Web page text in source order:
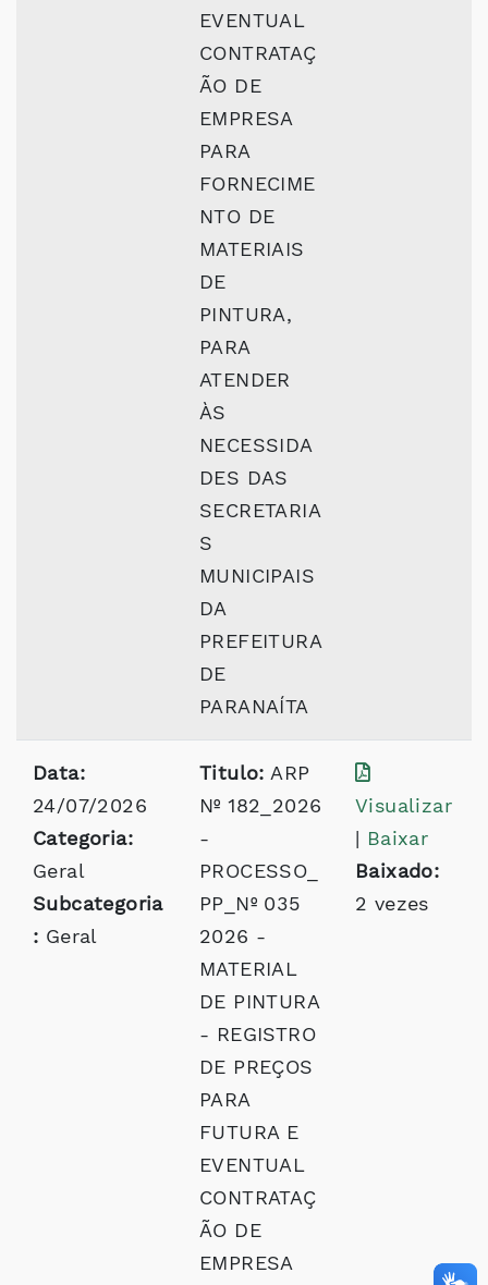
EVENTUAL
CONTRATAÇ
ÃO DE
EMPRESA
PARA
FORNECIME
NTO DE
MATERIAIS
DE
PINTURA,
PARA
ATENDER
ÀS
NECESSIDA
DES DAS
SECRETARIA
S
MUNICIPAIS
DA
PREFEITURA
DE
PARANAÍTA
Data:
24/07/2026
Categoria:
Geral
Subcategoria
: Geral
Titulo: ARP
Nº 182_2026
-
PROCESSO_
PP_Nº 035
2026 -
MATERIAL
DE PINTURA
- REGISTRO
DE PREÇOS
PARA
FUTURA E
EVENTUAL
CONTRATAÇ
ÃO DE
EMPRESA
Visualizar
| Baixar
Baixado:
2 vezes